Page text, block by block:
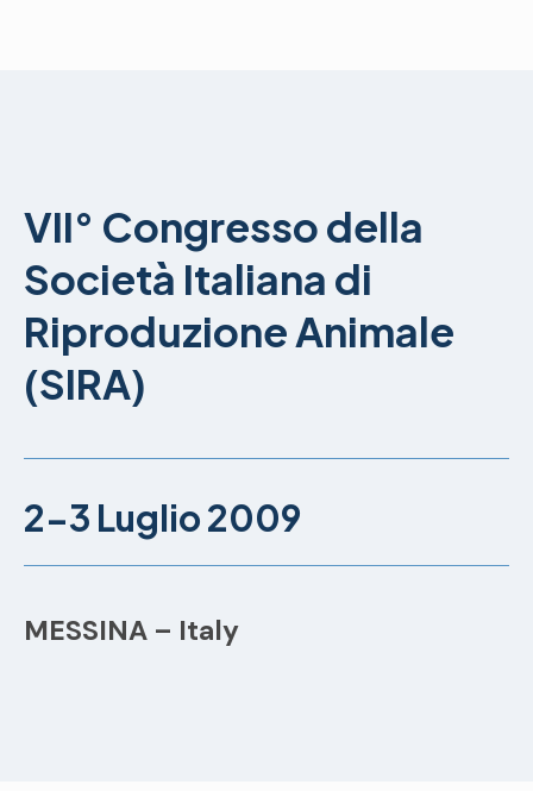
VII° Congresso della
Società Italiana di
Riproduzione Animale
(SIRA)
2-3 Luglio 2009
MESSINA – Italy